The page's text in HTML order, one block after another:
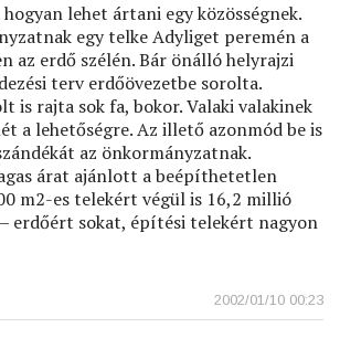
lehet ártani egy közösségnek.
egy telke Adyliget peremén a
az erdő szélén. Bár önálló helyrajzi
terv erdőövezetbe sorolta.
is rajta sok fa, bokor. Valaki valakinek
a lehetőségre. Az illető azonmód be is
az önkormányzatnak.
árat ajánlott a beépíthetetlen
m2-es telekért végül is 16,2 millió
sokat, építési telekért nagyon
2002/01/10 00:23